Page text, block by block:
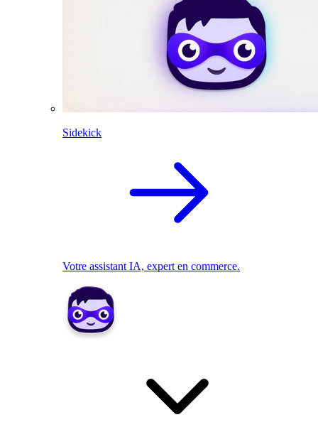
Sidekick
Votre assistant IA, expert en commerce.